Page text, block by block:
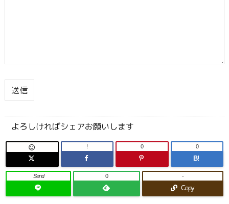
よろしければシェアお願いします
 ! 0
B!
0
Send 0
Copy
-